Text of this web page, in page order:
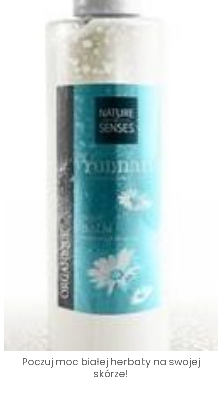
Poczuj moc białej herbaty na swojej
skórze!